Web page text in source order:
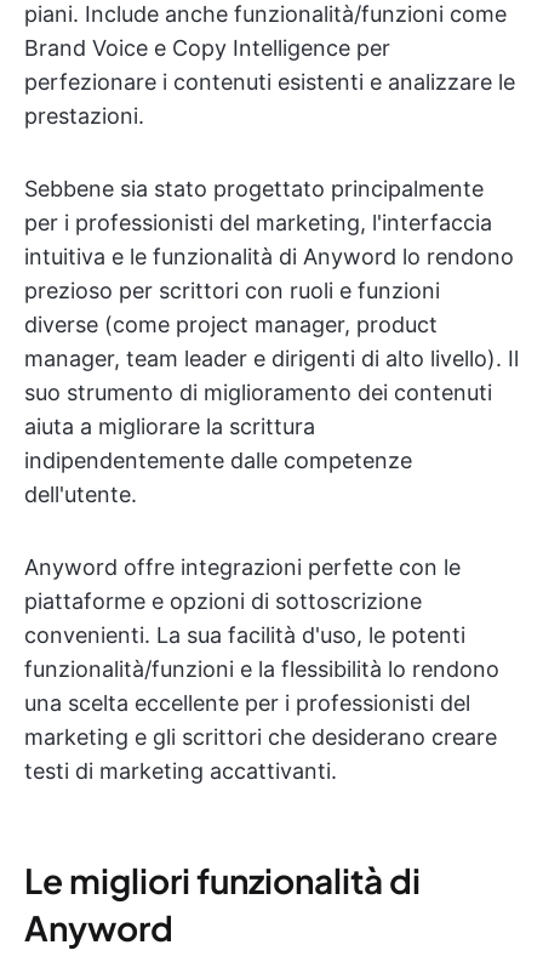
piani. Include anche funzionalità/funzioni come
Brand Voice e Copy Intelligence per
perfezionare i contenuti esistenti e analizzare le
prestazioni.
Sebbene sia stato progettato principalmente
per i professionisti del marketing, l'interfaccia
intuitiva e le funzionalità di Anyword lo rendono
prezioso per scrittori con ruoli e funzioni
diverse (come project manager, product
manager, team leader e dirigenti di alto livello). Il
suo strumento di miglioramento dei contenuti
aiuta a migliorare la scrittura
indipendentemente dalle competenze
dell'utente.
Anyword offre integrazioni perfette con le
piattaforme e opzioni di sottoscrizione
convenienti. La sua facilità d'uso, le potenti
funzionalità/funzioni e la flessibilità lo rendono
una scelta eccellente per i professionisti del
marketing e gli scrittori che desiderano creare
testi di marketing accattivanti.
Le migliori funzionalità di
Anyword